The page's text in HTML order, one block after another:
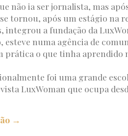
não ia ser jornalista, mas
tornou, após um estágio na
integrou a fundação da
esteve numa agência de
prática o que tinha aprendido
foi uma grande
LuxWoman que ocupa
→